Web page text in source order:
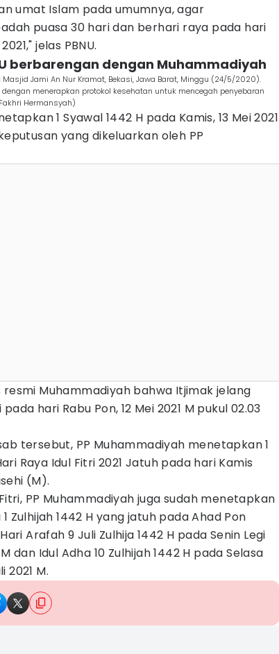
umat Islam pada umumnya, agar
puasa 30 hari dan berhari raya pada hari
jelas PBNU.
berbarengan dengan Muhammadiyah
Masjid Jami An Nur Kramat, Bekasi, Jawa Barat, Minggu (24/5/2020).
menerapkan protokol kesehatan untuk mencegah penyebaran
Hermansyah)
1 Syawal 1442 H pada Kamis, 13 Mei 2021
yang dikeluarkan oleh PP
resmi Muhammadiyah bahwa Itjimak jelang
hari Rabu Pon, 12 Mei 2021 M pukul 02.03
tersebut, PP Muhammadiyah menetapkan 1
Raya Idul Fitri 2021 Jatuh pada hari Kamis
(M).
PP Muhammadiyah juga sudah menetapkan
Zulhijah 1442 H yang jatuh pada Ahad Pon
Arafah 9 Juli Zulhija 1442 H pada Senin Legi
dan Idul Adha 10 Zulhijah 1442 H pada Selasa
2021 M.